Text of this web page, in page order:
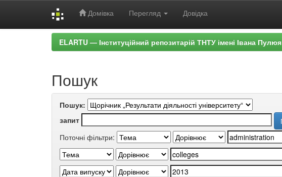
Домівка Перегляд Довідка
ELARTU — Інституційний репозитарій ТНТУ імені Івана Пулюя
Пошук
Пошук:
запит
Поточні фільтри: